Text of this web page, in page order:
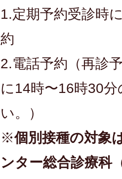
1.定期予約受診時
約
2.電話予約（再診
に14時〜16時30
い。）
※個別接種の対象
ンター総合診療科